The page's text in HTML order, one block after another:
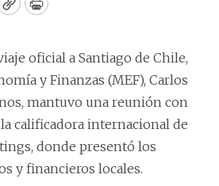
CopyPrint
oficial a Santiago de Chile,
y Finanzas (MEF), Carlos
mantuvo una reunión con
calificadora internacional de
donde presentó los
y financieros locales.